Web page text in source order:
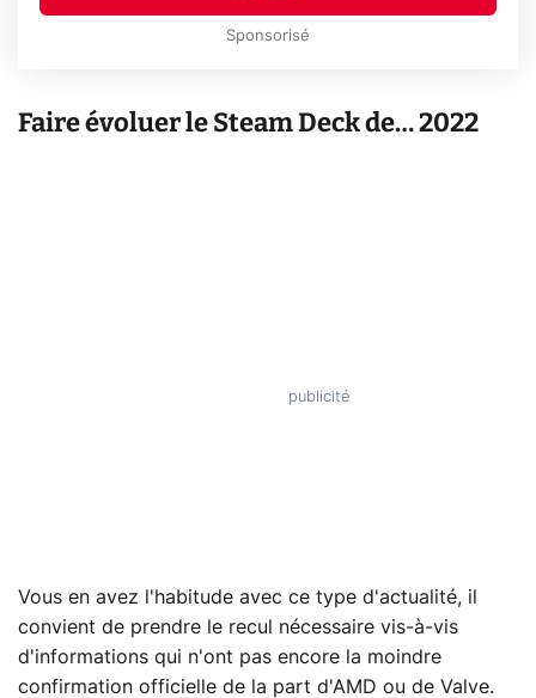
Sponsorisé
Faire évoluer le Steam Deck de… 2022
Vous en avez l'habitude avec ce type d'actualité, il
convient de prendre le recul nécessaire vis-à-vis
d'informations qui n'ont pas encore la moindre
confirmation officielle de la part d'AMD ou de Valve.